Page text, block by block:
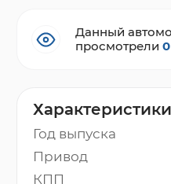
Характеристики
Год выпуска
Привод
КПП
Данный
просмотрели